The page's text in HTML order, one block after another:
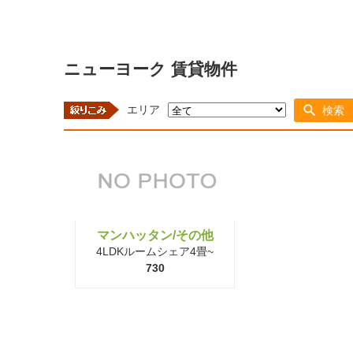
ニューヨーク 賃貸物件
エリア 検索
マンハッタン/その他
4LDKルームシェア4畳~
730